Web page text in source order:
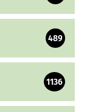
489
1136